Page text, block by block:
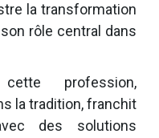
la transformation
rôle central dans
profession,
la tradition, franchit
des solutions